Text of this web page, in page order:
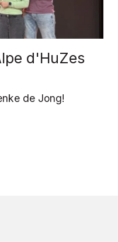
d'HuZes
de Jong!